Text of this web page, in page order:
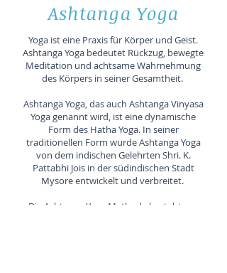
Yoga ist eine Praxis für Körper und Geist.
Ashtanga Yoga bedeutet Rückzug, bewegte
Meditation und achtsame Wahrnehmung
des Körpers in seiner Gesamtheit.
Ashtanga Yoga, das auch Ashtanga Vinyasa
Yoga genannt wird, ist eine dynamische
Form des Hatha Yoga. In seiner
traditionellen Form wurde Ashtanga Yoga
von dem indischen Gelehrten Shri. K.
Pattabhi Jois in der südindischen Stadt
Mysore entwickelt und verbreitet.
Die Ashtanga Yoga Methode besteht aus
Ashtanga Yoga